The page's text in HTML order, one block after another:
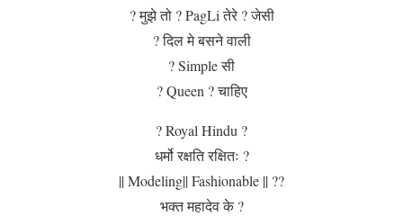
? मुझे तो ? PagLi तेरे ? जेसी
? दिल मे बसने वाली
? Simple सी
? Queen ? चाहिए
? Royal Hindu ?
धर्मो रक्षति रक्षितः ?️
|| Modeling|| Fashionable || ??
भक्त महादेव के ?️